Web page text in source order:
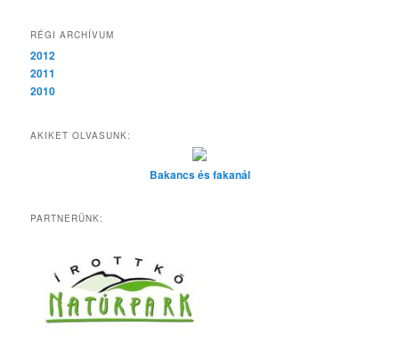
RÉGI ARCHÍVUM
2012
2011
2010
AKIKET OLVASUNK:
Bakancs és fakanál
PARTNERÜNK: